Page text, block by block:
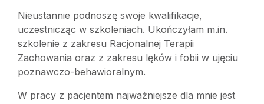
Nieustannie podnoszę swoje kwalifikacje,
uczestnicząc w szkoleniach. Ukończyłam m.in.
szkolenie z zakresu Racjonalnej Terapii
Zachowania oraz z zakresu lęków i fobii w ujęciu
poznawczo-behawioralnym.
W pracy z pacjentem najważniejsze dla mnie jest